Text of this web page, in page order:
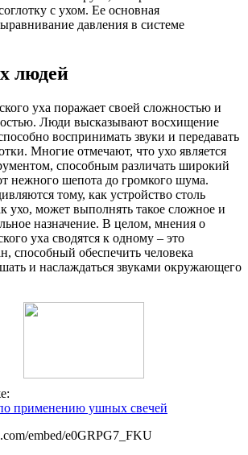
с ухом. Ее основная
давления в системе
людей
уха поражает своей сложностью и
Люди высказывают восхищение
воспринимать звуки и передавать
Многие отмечают, что ухо является
способным различать широкий
нежного шепота до громкого шума.
тому, как устройство столь
ухо, может выполнять такое сложное и
назначение. В целом, мнения о
уха сводятся к одному – это
способный обеспечить человека
и наслаждаться звуками окружающего
применению ушных свечей
embed/e0GRPG7_FKU